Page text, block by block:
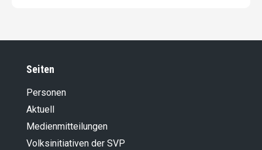
Seiten
Personen
Aktuell
Medienmitteilungen
Volksinitiativen der SVP